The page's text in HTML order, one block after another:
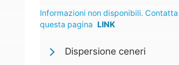
Informazioni non disponibili.
questa pagina LINK
Dispersione ceneri